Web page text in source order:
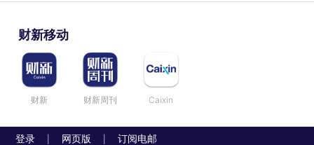
财新移动
财新 财新周刊 Caixin
登录 网页版 订阅电邮